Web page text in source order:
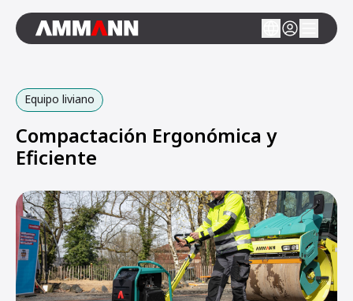
Equipo liviano
Compactación Ergonómica y
Eficiente